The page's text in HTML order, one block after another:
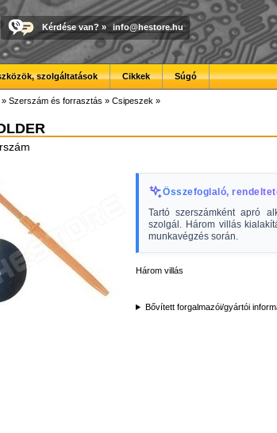
Kérdése van? » info@hestore.hu
szolgáltatások Cikkek Súgó
» Szerszám és forrasztás » Csipeszek »
Összefoglaló,
Tartó szerszámként apró
szolgál. Három villás
munkavégzés során.
Három villás
Bővített forgalmazói/gyártói